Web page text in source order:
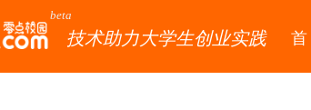
beta
技术助力大学生创业实践 首